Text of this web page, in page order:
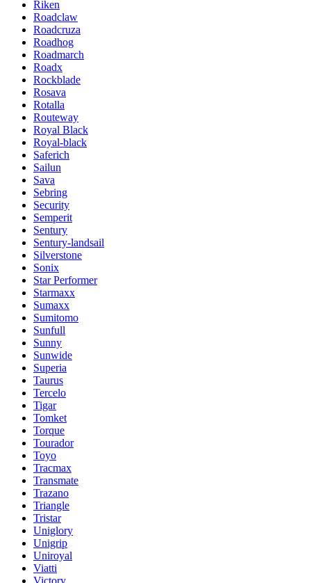
Riken
Roadclaw
Roadcruza
Roadhog
Roadmarch
Roadx
Rockblade
Rosava
Rotalla
Routeway
Royal Black
Royal-black
Saferich
Sailun
Sava
Sebring
Security
Semperit
Sentury
Sentury-landsail
Silverstone
Sonix
Star Performer
Starmaxx
Sumaxx
Sumitomo
Sunfull
Sunny
Sunwide
Superia
Taurus
Tercelo
Tigar
Tomket
Torque
Tourador
Toyo
Tracmax
Transmate
Trazano
Triangle
Tristar
Uniglory
Unigrip
Uniroyal
Viatti
Victory